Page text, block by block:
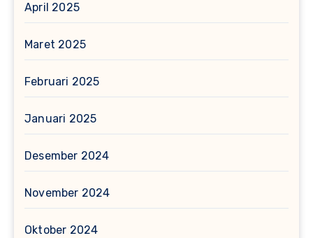
April 2025
Maret 2025
Februari 2025
Januari 2025
Desember 2024
November 2024
Oktober 2024